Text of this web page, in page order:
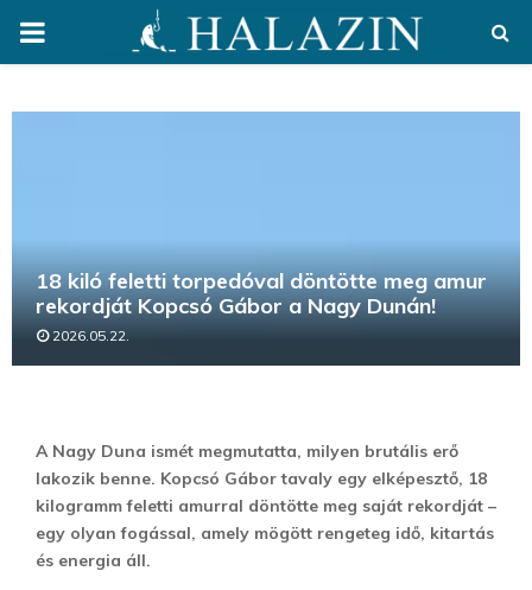
PRIMARY
18 kiló feletti torpedóval döntötte meg amur
rekordját Kopcsó Gábor a Nagy Dunán!
2026.05.22.
A Nagy Duna ismét megmutatta, milyen brutális erő
lakozik benne. Kopcsó Gábor tavaly egy elképesztő, 18
kilogramm feletti amurral döntötte meg saját rekordját –
egy olyan fogással, amely mögött rengeteg idő, kitartás
és energia áll.